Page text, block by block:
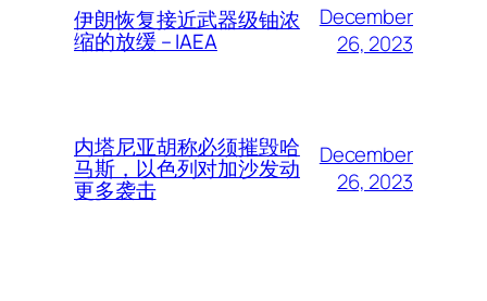
伊朗恢复接近武器级铀浓
缩的放缓 – IAEA
December
26, 2023
内塔尼亚胡称必须摧毁哈
马斯，以色列对加沙发动
更多袭击
December
26, 2023